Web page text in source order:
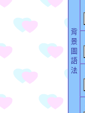
背
景
圖
語
法